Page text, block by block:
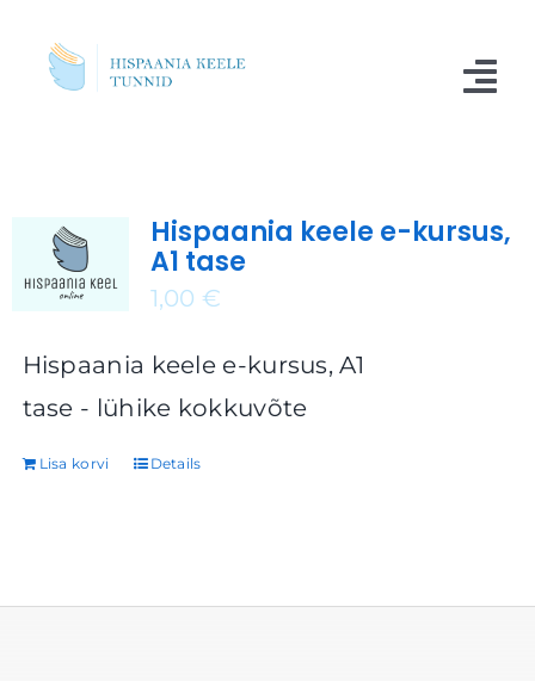
Blogi
Hispaania keele e-kursus,
A1 tase
1,00 €
Hispaania keele e-kursus, A1
tase - lühike kokkuvõte
Lisa korvi Details